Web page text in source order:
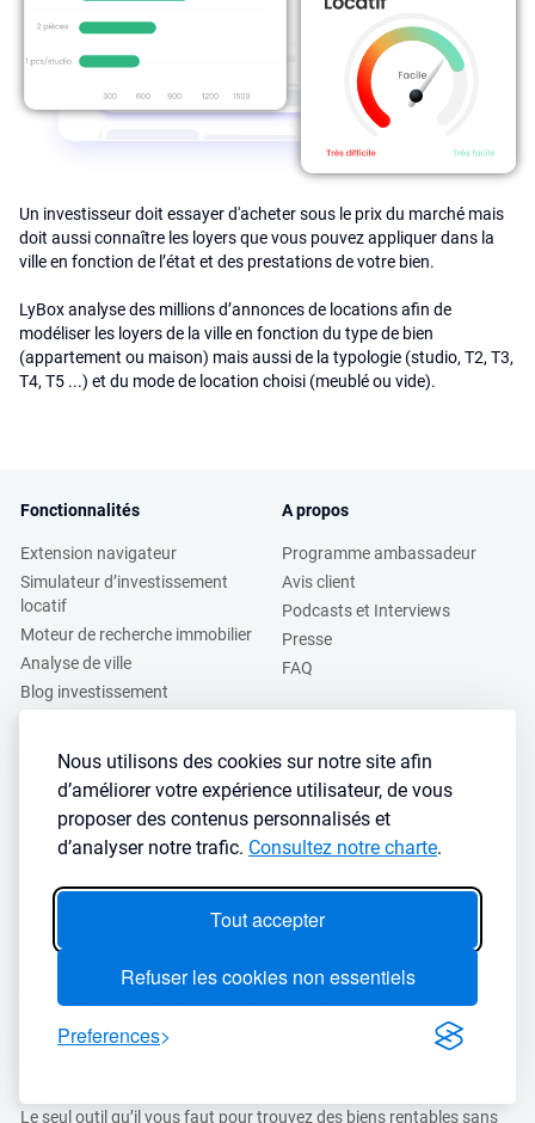
Nous utilisons des cookies sur notre site afin
d’améliorer votre expérience utilisateur, de vous
proposer des contenus personnalisés et
d’analyser notre trafic. Consultez notre charte.
Tout accepter
Refuser les cookies non essentiels
Preferences
Un investisseur doit essayer d'acheter sous le prix du marché mais
doit aussi connaître les loyers que vous pouvez appliquer dans la
ville en fonction de l’état et des prestations de votre bien.
LyBox analyse des millions d’annonces de locations afin de
modéliser les loyers de la ville en fonction du type de bien
(appartement ou maison) mais aussi de la typologie (studio, T2, T3,
T4, T5 ...) et du mode de location choisi (meublé ou vide).
Fonctionnalités
Extension navigateur
Simulateur d’investissement
locatif
Moteur de recherche immobilier
Analyse de ville
Blog investissement
A propos
Programme ambassadeur
Avis client
Podcasts et Interviews
Presse
FAQ
Stratégie de location
Guide immobilier
Finance de l'immobilier
Crédit immobilier
Vous voulez apprendre à investir dans l’immobilier ?
Inscrivez vous à notre newsletter gratuite :
S'inscrire
Le seul outil qu’il vous faut pour trouvez des biens rentables sans